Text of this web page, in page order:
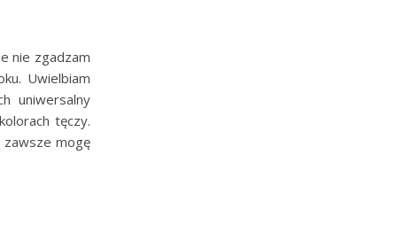
nie zgadzam
Uwielbiam
uniwersalny
tęczy.
zawsze mogę